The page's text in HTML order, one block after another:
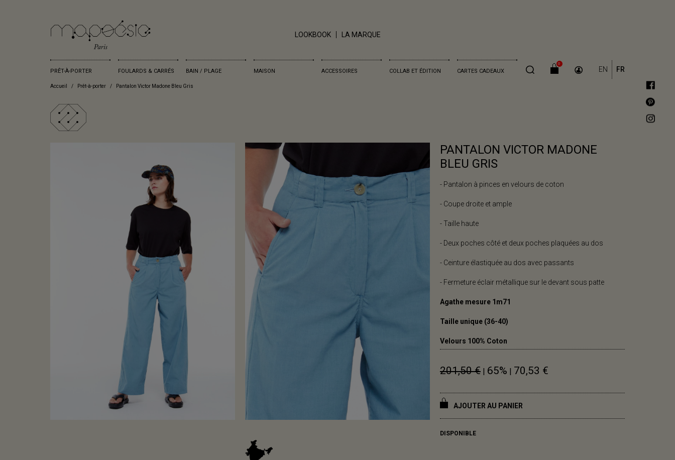
LOOKBOOK LA MARQUE
PRÊT-À-PORTER FOULARDS & CARRÉS BAIN / PLAGE MAISON ACCESSOIRES COLLAB ET ÉDITION CARTES CADEAUX
0
EN FR
Accueil Prêt-à-porter Pantalon Victor Madone Bleu Gris
PANTALON VICTOR MADONE
BLEU GRIS
- Pantalon à pinces en velours de coton
- Coupe droite et ample
- Taille haute
- Deux poches côté et deux poches plaquées au dos
- Ceinture élastiquée au dos avec passants
- Fermeture éclair métallique sur le devant sous patte
Agathe mesure 1m71
Taille unique (36-40)
Velours 100% Coton
201,50 €| 65% | 70,53 €
AJOUTER AU PANIER
DISPONIBLE